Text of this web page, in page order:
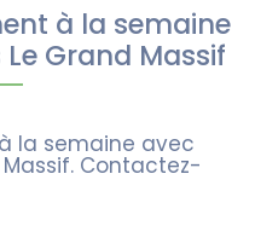
à la semaine
Grand Massif
la semaine avec
Contactez-